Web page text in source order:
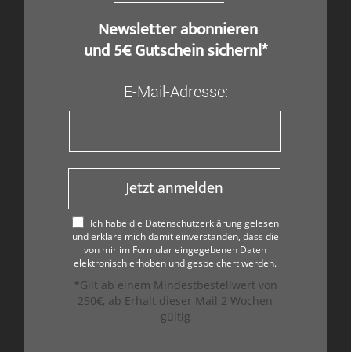
​ Newsletter abonnieren
und 5€ Gutschein sichern!*
E-Mail-Adresse:
Jetzt anmelden
Ich habe die Datenschutzerklärung gelesen
und erkläre mich damit einverstanden, dass die
von mir im Formular eingegebenen Daten
elektronisch erhoben und gespeichert werden.
*Gilt ab einem Mindestbestellwert von
250€, ab Erhalt dieser Mail 2 Wochen
gültig